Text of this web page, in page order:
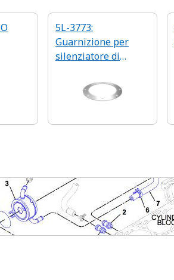
5L-3773:
Guarnizione per
silenziatore di
di spessore